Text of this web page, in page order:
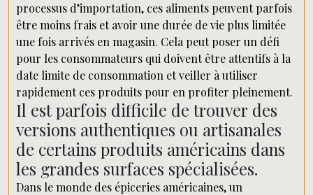
processus d’importation, ces aliments peuvent parfois
être moins frais et avoir une durée de vie plus limitée
une fois arrivés en magasin. Cela peut poser un défi
pour les consommateurs qui doivent être attentifs à la
date limite de consommation et veiller à utiliser
rapidement ces produits pour en profiter pleinement.
Il est parfois difficile de trouver des
versions authentiques ou artisanales
de certains produits américains dans
les grandes surfaces spécialisées.
Dans le monde des épiceries américaines, un